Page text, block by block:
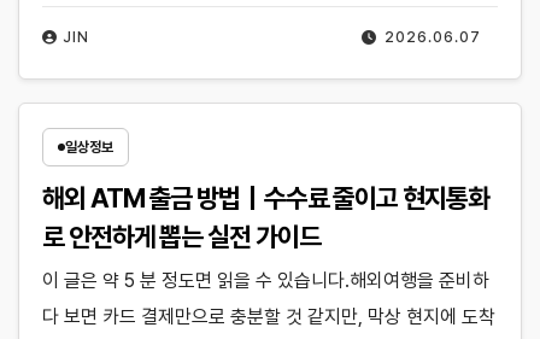
2026.06.07
JIN
일상정보
해외 ATM 출금 방법｜수수료 줄이고 현지통화
로 안전하게 뽑는 실전 가이드
이 글은 약 5 분 정도면 읽을 수 있습니다.해외여행을 준비하
다 보면 카드 결제만으로 충분할 것 같지만, 막상 현지에 도착